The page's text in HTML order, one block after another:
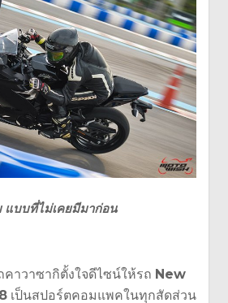
แบบที่ไม่เคยมีมาก่อน
าวาซากิตั้งใจดีไซน์ให้รถ New
เป็นสปอร์ตคอมแพคในทุกสัดส่วน